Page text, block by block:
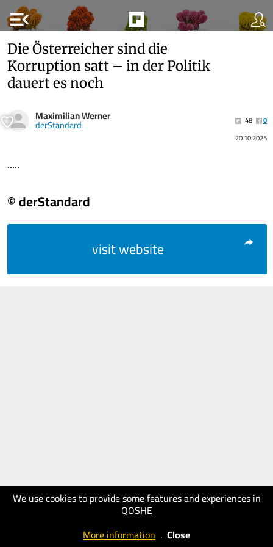
menu_open
We use cookies to provide some features and experiences in
QOSHE
More information . Close
Die Österreicher sind die
Korruption satt – in der Politik
dauert es noch
Maximilian Werner
derStandard 48
0
20.10.2025
.....
© derStandard
visit website